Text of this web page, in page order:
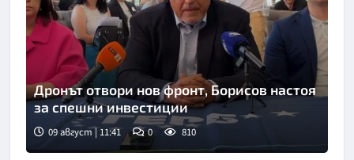
Дронът отвори нов фронт, Борисов настоя
за спешни инвестиции
09 август | 11:41 0 810